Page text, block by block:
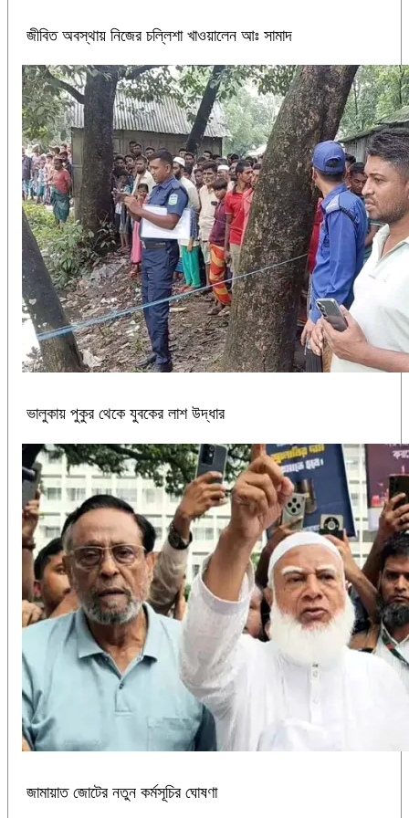
জীবিত অবস্থায় নিজের চল্লিশা খাওয়ালেন আঃ সামাদ
ভালুকায় পুকুর থেকে যুবকের লাশ উদ্ধার
জামায়াত জোটের নতুন কর্মসূচির ঘোষণা